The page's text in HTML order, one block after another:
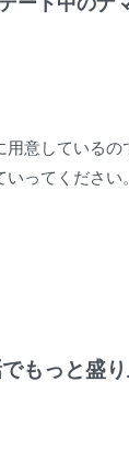
用意しているの
ってください。
でもっと盛